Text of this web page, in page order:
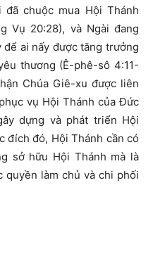
đã chuộc mua Hội Thánh
Vụ 20:28), và Ngài đang
ai nấy được tăng trưởng
thương (Ê-phê-sô 4:11-
Chúa Giê-xu được liên
vụ Hội Thánh của Đức
dựng và phát triển Hội
đích đó, Hội Thánh cần có
sở hữu Hội Thánh mà là
quyền làm chủ và chi phối